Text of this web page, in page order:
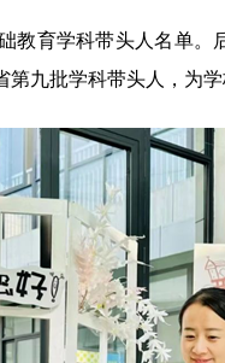
教育学科带头人名单。
九批学科带头人，为学